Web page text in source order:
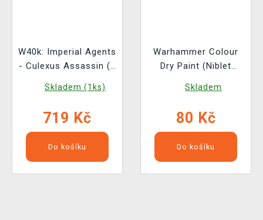
W40k: Imperial Agents
- Culexus Assassin (1
Skladem (1ks)
719 Kč
Do košíku
Warhammer Colour
Dry Paint (Niblet
zelená
Skladem
80 Kč
Do košíku